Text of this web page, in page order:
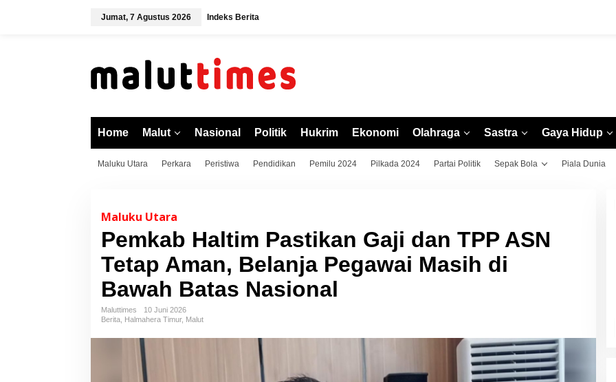
Jumat, 7 Agustus 2026 Indeks Berita
Home Malut Nasional Politik Hukrim Ekonomi Olahraga Sastra Gaya Hidup
Maluku Utara Perkara Peristiwa Pendidikan Pemilu 2024 Pilkada 2024 Partai Politik Sepak Bola Piala Dunia
Maluku Utara
Pemkab Haltim Pastikan Gaji dan TPP ASN
Tetap Aman, Belanja Pegawai Masih di
Bawah Batas Nasional
Maluttimes
10 Juni 2026
Berita Halmahera Timur, Malut